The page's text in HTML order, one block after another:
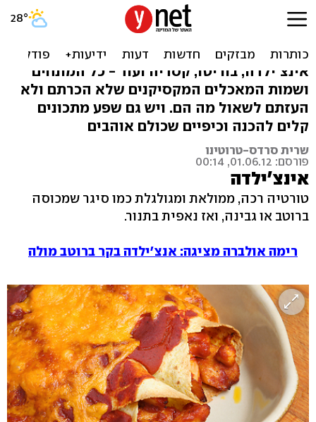
ויוה טוסטאדה: מושגי יסוד
באוכל מקסיקני
אינצ'ילדה, בוריטו, קסדיה ועוד - כל המונחים
ושמות המאכלים המקסיקנים שלא הכרתם ולא
העזתם לשאול מה הם. ויש גם שפע מתכונים
קלים להכנה וכיפיים שכולם אוהבים
שרית סרדס-טרוטינו
פורסם: 01.06.12, 00:14
אינצ'ילדה
טורטיה רכה, ממולאת ומגולגלת כמו סיגר שמכוסה
ברוטב או גבינה, ואז נאפית בתנור.
רימה אולברה מציגה: אנצ'ילדה בקר ברוטב מולה